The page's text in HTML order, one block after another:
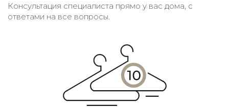
Консультация специалиста прямо у вас дома, с
ответами на все вопросы.